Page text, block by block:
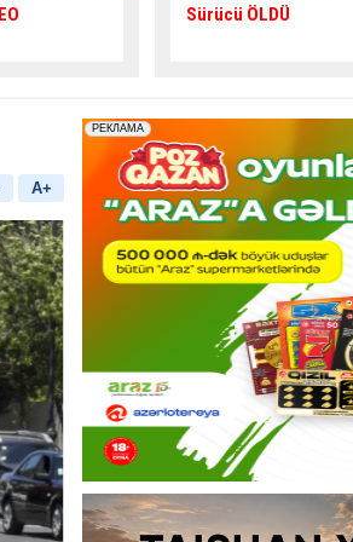
verib,5 nəfər yaralanıb
A+